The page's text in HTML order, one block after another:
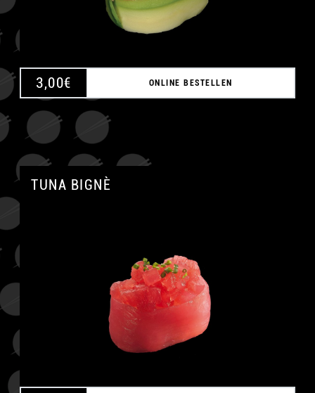
3,00€ ONLINE BESTELLEN
TUNA BIGNÈ